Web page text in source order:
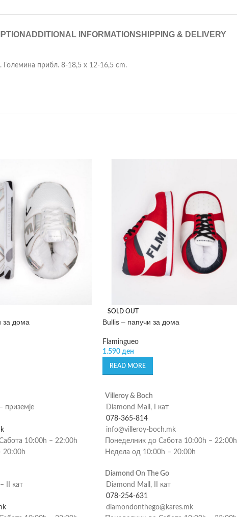
ADDITIONAL INFORMATIONSHIPPING & DELIVERY
прибл. 8-18,5 x 12-16,5 cm.
за дома
SOLD OUT
Bullis – папучи за дома
Flamingueo
1.590 ден
READ MORE
приземје
10:00h – 22:00h
20:00h
II кат
Villeroy & Boch
Diamond Mall, I кат
078-365-814
info@villeroy-boch.mk
Понеделник до Сабота 10:00h – 22:00h
Недела од 10:00h – 20:00h
Diamond On The Go
Diamond Mall, II кат
078-254-631
diamondonthego@kares.mk